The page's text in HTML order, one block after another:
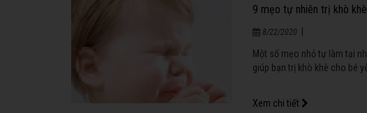
9 mẹo tự nhiên trị khò
8/22/2020
Một số mẹo nhỏ tự làm tại
giúp bạn trị khò khè cho bé
Xem chi tiết